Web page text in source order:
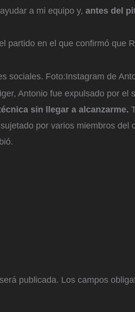
a mi equipo y, antes del
partido en el que confirmó que
sociales. Foto:Instagram de
Antonio fue expulsado por el
sin llegar a alcanzarme.
por varios miembros del
publicada. Los campos